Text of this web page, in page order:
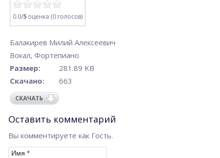
0.0/5 оценка (0 голосов)
Балакирев Милий Алексеевич
Вокал, Фортепиано
Размер:
281.89 KB
Скачано:
663
СКАЧАТЬ
Оставить комментарий
Вы комментируете как Гость.